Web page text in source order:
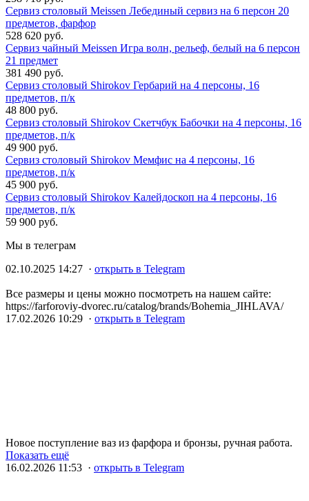
Сервиз столовый Meissen Лебединый сервиз на 6 персон 20
предметов, фарфор
528 620 руб.
Сервиз чайный Meissen Игра волн, рельеф, белый на 6 персон
21 предмет
381 490 руб.
Сервиз столовый Shirokov Гербарий на 4 персоны, 16
предметов, п/к
48 800 руб.
Сервиз столовый Shirokov Скетчбук Бабочки на 4 персоны, 16
предметов, п/к
49 900 руб.
Сервиз столовый Shirokov Мемфис на 4 персоны, 16
предметов, п/к
45 900 руб.
Сервиз столовый Shirokov Калейдоскоп на 4 персоны, 16
предметов, п/к
59 900 руб.
Мы в телеграм
02.10.2025 14:27 · открыть в Telegram
Все размеры и цены можно посмотреть на нашем сайте:
https://farforoviy-dvorec.ru/catalog/brands/Bohemia_JIHLAVA/
17.02.2026 10:29 · открыть в Telegram
Новое поступление ваз из фарфора и бронзы, ручная работа.
Показать ещё
16.02.2026 11:53 · открыть в Telegram